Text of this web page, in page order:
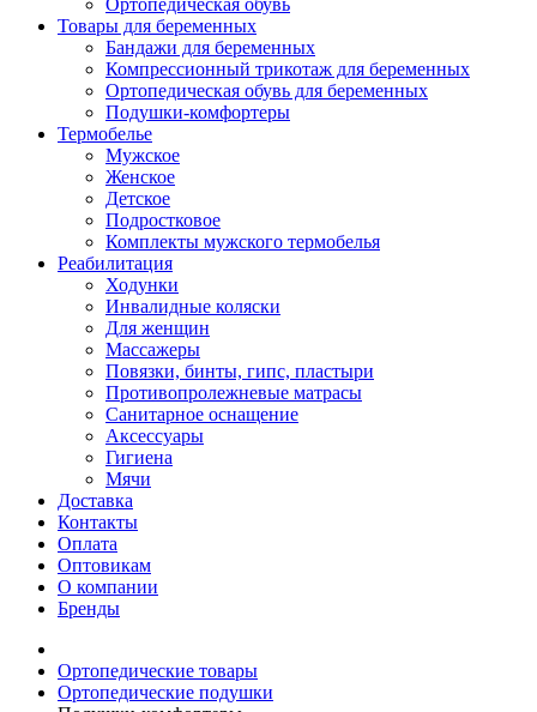
Товары для беременных
Бандажи для беременных
Компрессионный трикотаж для беременных
Ортопедическая обувь для беременных
Подушки-комфортеры
Термобелье
Мужское
Женское
Детское
Подростковое
Комплекты мужского термобелья
Реабилитация
Ходунки
Инвалидные коляски
Для женщин
Массажеры
Повязки, бинты, гипс, пластыри
Противопролежневые матрасы
Санитарное оснащение
Аксессуары
Гигиена
Мячи
Доставка
Контакты
Оплата
Оптовикам
О компании
Бренды
Ортопедические товары
Ортопедические подушки